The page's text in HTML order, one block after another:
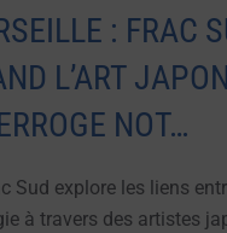
: FRAC
L’ART
NOT…
Sud explore les liens
à travers des artistes